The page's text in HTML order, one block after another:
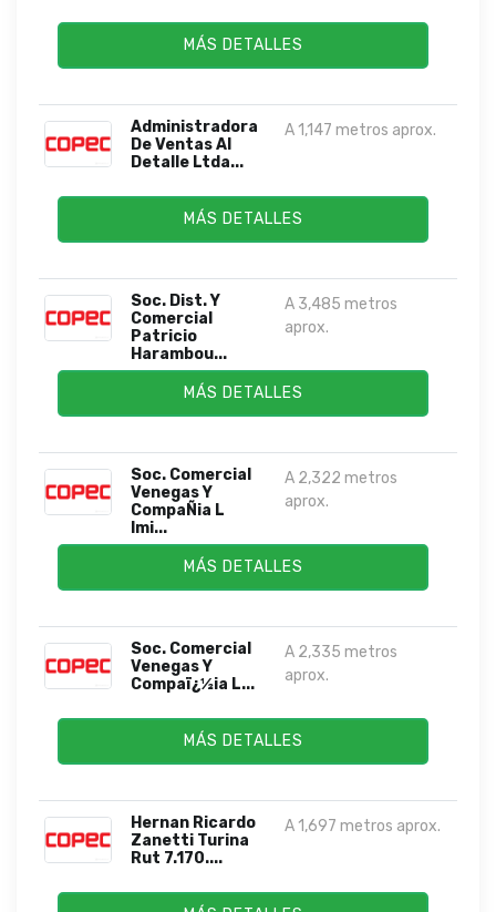
MÁS DETALLES
Administradora
De Ventas Al
Detalle Ltda...
A 1,147 metros aprox.
MÁS DETALLES
Soc. Dist. Y
Comercial
Patricio
Harambou...
A 3,485 metros
aprox.
MÁS DETALLES
Soc. Comercial
Venegas Y
CompaÑia L
Imi...
A 2,322 metros
aprox.
MÁS DETALLES
Soc. Comercial
Venegas Y
Compaï¿½ia L...
A 2,335 metros
aprox.
MÁS DETALLES
Hernan Ricardo
Zanetti Turina
Rut 7.170....
A 1,697 metros aprox.